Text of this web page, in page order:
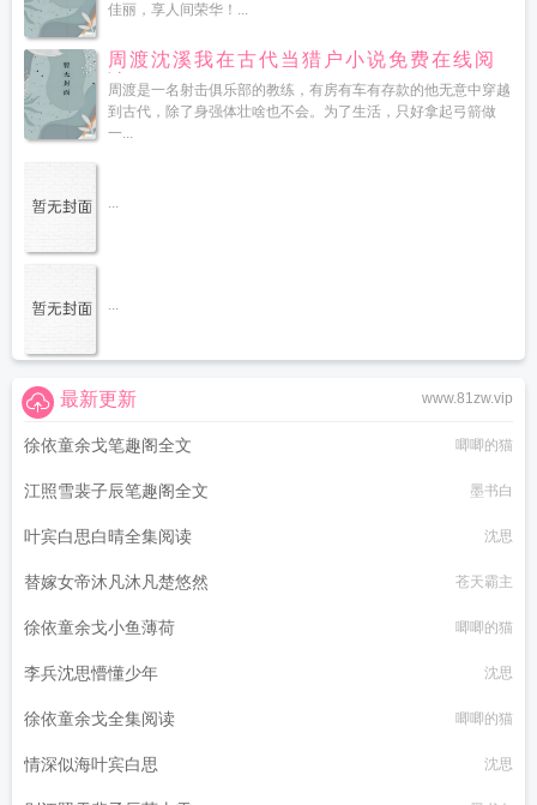
佳丽，享人间荣华！...
周渡沈溪我在古代当猎户小说免费在线阅
读
周渡是一名射击俱乐部的教练，有房有车有存款的他无意中穿越
到古代，除了身强体壮啥也不会。为了生活，只好拿起弓箭做
一...
...
...
www.81zw.vip
最新更新
徐依童余戈笔趣阁全文 唧唧的猫
江照雪裴子辰笔趣阁全文 墨书白
叶宾白思白晴全集阅读 沈思
替嫁女帝沐凡沐凡楚悠然 苍天霸主
徐依童余戈小鱼薄荷 唧唧的猫
李兵沈思懵懂少年 沈思
徐依童余戈全集阅读 唧唧的猫
情深似海叶宾白思 沈思